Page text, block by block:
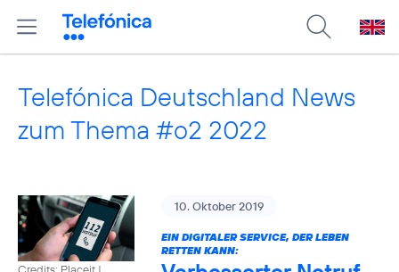
Telefónica Deutschland News
zum Thema #o2 2022
Credits: Placeit |
10. Oktober 2019
EIN DIGITALER SERVICE, DER LEBEN
RETTEN KANN: